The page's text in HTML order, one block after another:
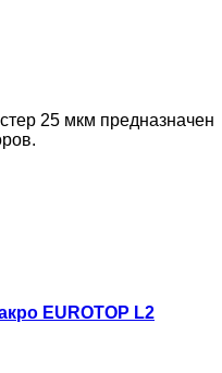
25 мкм предназначен
EUROTOP L2